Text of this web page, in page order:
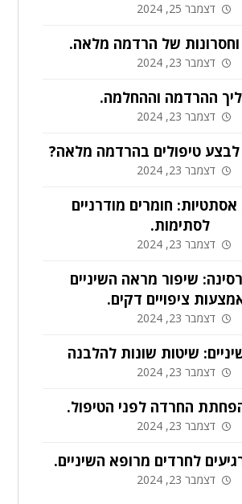
דצמבר 25, 2024
וחסרונות של הרדמה מלאה.
דצמבר 23, 2024
ההרדמה וההחלמה.
דצמבר 23, 2024
טיפולים בהרדמה מלאה?
דצמבר 23, 2024
חומרים מודרניים
לסתימות.
דצמבר 23, 2024
שיפור מראה השיניים
ציפויים דקים.
דצמבר 23, 2024
שיטות שונות להלבנה
דצמבר 23, 2024
החרדה לפני הטיפול.
דצמבר 23, 2024
לחרדים מרופא השיניים.
דצמבר 23, 2024